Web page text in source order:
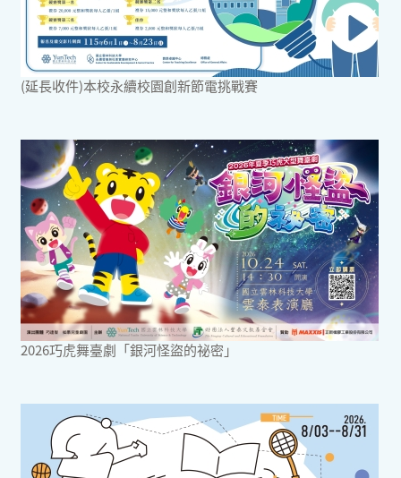
(延長收件)本校永續校園創新節電挑戰賽
2026巧虎舞臺劇「銀河怪盜的祕密」